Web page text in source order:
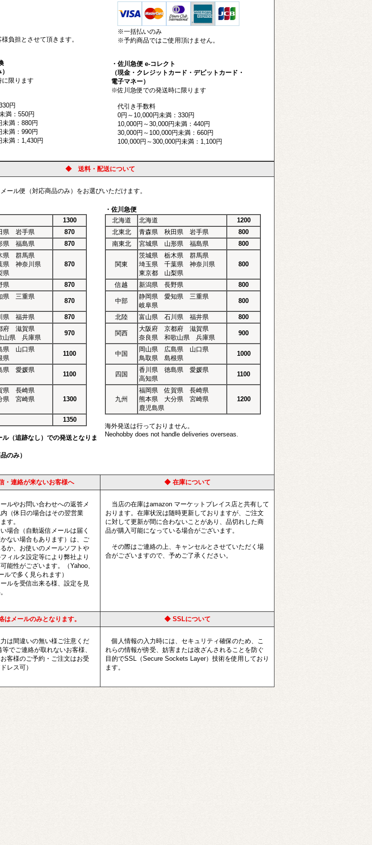
担とさせて頂きます。
限ります
円
満：550円
満：880円
満：990円
満：1,430円
※一括払いのみ
※予約商品ではご使用頂けません。
・佐川急便 e-コレクト
（現金・クレジットカード・デビットカード・
電子マネー）
※佐川急便での発送時に限ります
代引き手数料
0円～10,000円未満：330円
10,000円～30,000円未満：440円
30,000円～100,000円未満：660円
100,000円～300,000円未満：1,100円
◆ 送料・配送について
ール便（対応商品のみ）をお選びいただけます。
1300
県 岩手県
870
県 福島県 870
県 群馬県
県 神奈川県
県
870
県 870
県 三重県
870
県 福井県 870
府 滋賀県
山県 兵庫県
970
県 山口県
県
1100
県 愛媛県
1100
県 長崎県
県 宮崎県
1300
1350
（追跡なし）での発送となりま
のみ）
・佐川急便
北海道
北海道
1200
北東北
青森県 秋田県 岩手県
800
南東北
宮城県 山形県 福島県 800
関東
茨城県 栃木県 群馬県
埼玉県 千葉県 神奈川県
東京都 山梨県
800
信越 新潟県 長野県 800
中部
静岡県 愛知県 三重県
岐阜県
800
北陸 富山県 石川県 福井県 800
関西
大阪府 京都府 滋賀県
奈良県 和歌山県 兵庫県
900
中国
岡山県 広島県 山口県
鳥取県 島根県
1000
四国
香川県 徳島県 愛媛県
高知県
1100
九州
福岡県 佐賀県 長崎県
熊本県 大分県 宮崎県
鹿児島県
1200
海外発送は行っておりません。
Neohobby does not handle deliveries overseas.
・連絡が来ないお客様へ ◆ 在庫について
ルやお問い合わせへの返答メ
（休日の場合はその翌営業
す。
場合（自動返信メールは届く
ない場合もあります）は、ご
か、お使いのメールソフトや
ィルタ設定等により弊社より
能性がございます。（Yahoo、
で多く見られます）
ルを受信出来る様、設定を見
当店の在庫はamazon マーケットプレイス店と共有して
おります。在庫状況は随時更新しておりますが、ご注文
に対して更新が間に合わないことがあり、品切れした商
品が購入可能になっている場合がございます。
その際はご連絡の上、キャンセルとさせていただく場
合がございますので、予めご了承ください。
メールのみとなります。 ◆ SSLについて
は間違いの無い様ご注意くだ
でご連絡が取れないお客様、
客様のご予約・ご注文はお受
レス可）
個人情報の入力時には、セキュリティ確保のため、こ
れらの情報が傍受、妨害または改ざんされることを防ぐ
目的でSSL（Secure Sockets Layer）技術を使用しており
ます。